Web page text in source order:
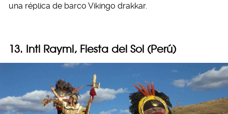
una réplica de barco Vikingo drakkar.
13. Inti Raymi, Fiesta del Sol (Perú)